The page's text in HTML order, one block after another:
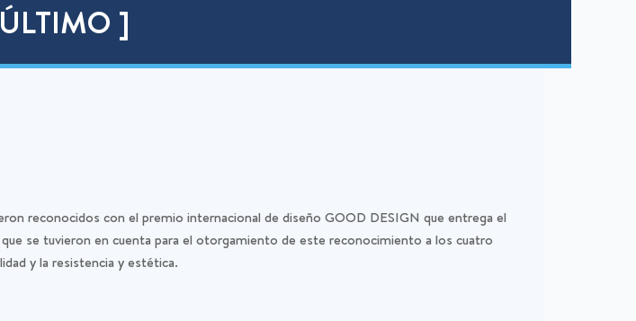
]
reconocidos con el premio internacional de diseño GOOD DESIGN que entrega el
se tuvieron en cuenta para el otorgamiento de este reconocimiento a los cuatro
y la resistencia y estética.